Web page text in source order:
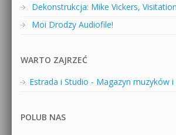
Dekonstrukcja: Mike Vickers,
Moi Drodzy Audiofile!
WARTO ZAJRZEĆ
Estrada i Studio - Magazyn muzyków
POLUB NAS